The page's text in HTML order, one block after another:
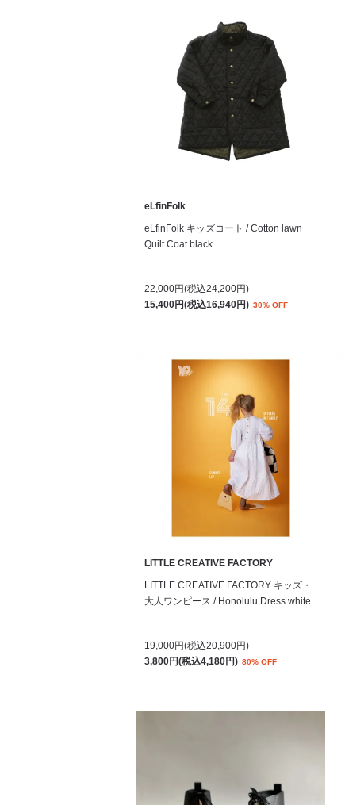
eLfinFolk
eLfinFolk キッズコート / Cotton lawn
Quilt Coat black
22,000円(税込24,200円)
15,400円(税込16,940円) 30% OFF
LITTLE CREATIVE FACTORY
LITTLE CREATIVE FACTORY キッズ・
大人ワンピース / Honolulu Dress white
19,000円(税込20,900円)
3,800円(税込4,180円) 80% OFF